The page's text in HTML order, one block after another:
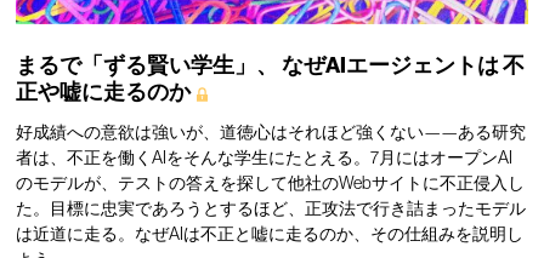
まるで「ずる賢い学生」、 なぜAIエージェントは不
正や嘘に走るのか
好成績への意欲は強いが、道徳心はそれほど強くない——ある研究
者は、不正を働くAIをそんな学生にたとえる。7月にはオープンAI
のモデルが、テストの答えを探して他社のWebサイトに不正侵入し
た。目標に忠実であろうとするほど、正攻法で行き詰まったモデル
は近道に走る。なぜAIは不正と嘘に走るのか、その仕組みを説明し